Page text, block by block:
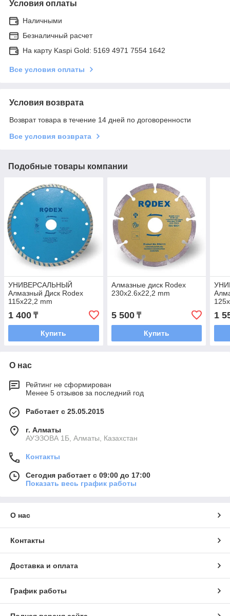
Условия оплаты
Наличными
Безналичный расчет
На карту Kaspi Gold: 5169 4971 7554 1642
Все условия оплаты
Условия возврата
Возврат товара в течение 14 дней по договоренности
Все условия возврата
Подобные товары компании
УНИВЕРСАЛЬНЫЙ
Алмазный Диск Rodex
115x22,2 mm
1 400 ₸
Купить
Алмазные диск Rodex
230x2.6x22,2 mm
5 500₸
Купить
1
О нас
Рейтинг не сформирован
Менее 5 отзывов за последний год
Работает с 25.05.2015
г. Алматы
АУЭЗОВА 1Б, Алматы, Казахстан
Контакты
Сегодня работает с 09:00 до 17:00
Показать весь график работы
О нас
Контакты
Доставка и оплата
График работы